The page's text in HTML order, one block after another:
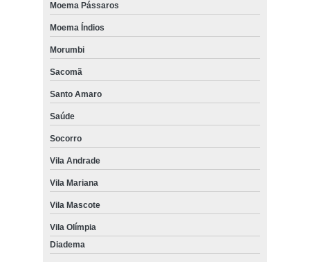
Moema Pássaros
Moema Índios
Morumbi
Sacomã
Santo Amaro
Saúde
Socorro
Vila Andrade
Vila Mariana
Vila Mascote
Vila Olímpia
Diadema